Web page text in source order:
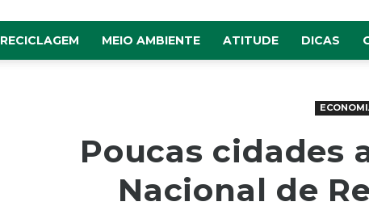
RECICLAGEM MEIO AMBIENTE ATITUDE DICAS
Poucas cidades
Nacional de